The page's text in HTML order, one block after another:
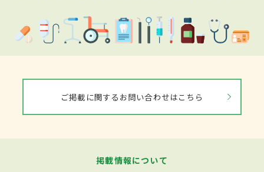
ご掲載に関するお問い合わせはこちら
掲載情報について